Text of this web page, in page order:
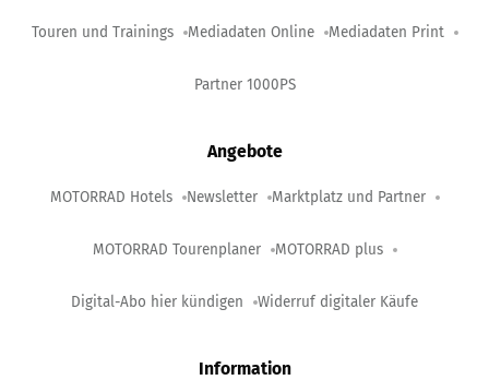
Touren und Trainings Mediadaten Online Mediadaten Print
Partner 1000PS
Angebote
MOTORRAD Hotels Newsletter Marktplatz und Partner
MOTORRAD Tourenplaner MOTORRAD plus
Digital-Abo hier kündigen Widerruf digitaler Käufe
Information